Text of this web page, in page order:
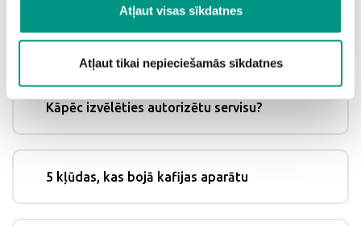
Atļaut visas sīkdatnes
Atļaut tikai nepieciešamās sīkdatnes
konkrēti nosacījumi, no kuriem galvenais – jāatslēdz Find
Kāpēc izvēlēties autorizētu servisu?
5 kļūdas, kas bojā kafijas aparātu